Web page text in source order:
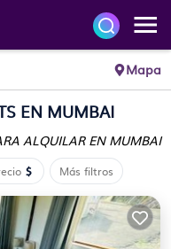
Mapa
EN MUMBAI
ALQUILAR EN MUMBAI
Más filtros